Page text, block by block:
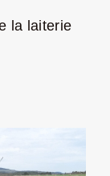
la laiterie